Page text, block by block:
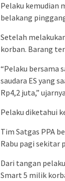
Pelaku kemudian
belakang
Setelah
korban. Barang
“Pelaku bersama
saudara ES yang
Rp4,2 juta,”
Pelaku diketahui
Tim Satgas PPA
Rabu pagi sekitar
Dari tangan
Smart 5 milik